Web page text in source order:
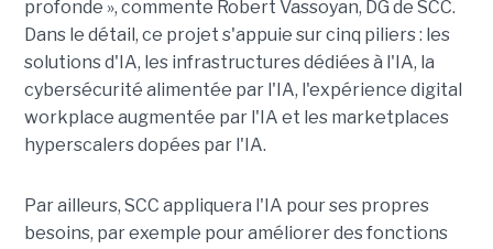
profonde », commente Robert Vassoyan, DG de SCC.
Dans le détail, ce projet s'appuie sur cinq piliers : les
solutions d'IA, les infrastructures dédiées à l'IA, la
cybersécurité alimentée par l'IA, l'expérience digital
workplace augmentée par l'IA et les marketplaces
hyperscalers dopées par l'IA.
Par ailleurs, SCC appliquera l'IA pour ses propres
besoins, par exemple pour améliorer des fonctions